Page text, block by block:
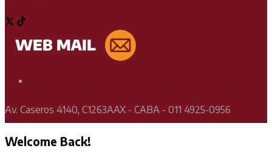
Av. Caseros 4140, C1263AAX - CABA - 011 4925-0956
Welcome Back!